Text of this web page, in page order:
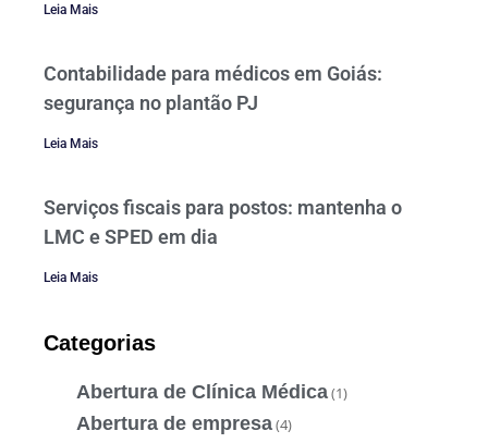
Leia Mais
Contabilidade para médicos em Goiás:
segurança no plantão PJ
Leia Mais
Serviços fiscais para postos: mantenha o
LMC e SPED em dia
Leia Mais
Categorias
Abertura de Clínica Médica(1)
Abertura de empresa(4)